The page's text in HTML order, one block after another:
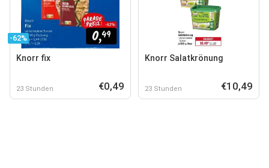
-62%
Knorr fix
23 Stunden €0,49
Knorr Salatkrönung
23 Stunden €10,49